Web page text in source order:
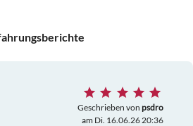
Geschrieben von psdro
am Di. 16.06.26 20:36